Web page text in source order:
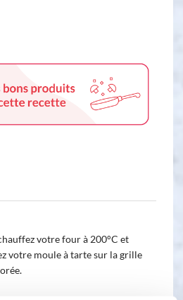
votre four à 200°C et
votre moule à tarte sur la grille